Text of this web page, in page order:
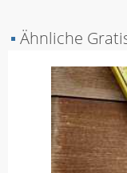
▪ Ähnliche